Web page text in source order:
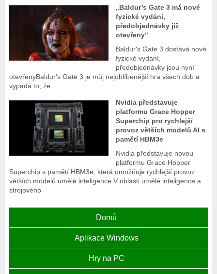
„Baldur’s Gate 3 má nové
fyzické vydání,
předobjednávky již
otevřeny“
Baldur's Gate 3 dostává nové
fyzické vydání,
předobjednávky jsou nyní
otevřenyBaldur's Gate 3 je můj nejoblíbenější hra všech dob a
vypadá to, že
Nvidia představuje
platformu Grace Hopper
Superchip pro rychlejší
provoz větších modelů AI s
pamětí HBM3e
Nvidia představuje novou
platformu Grace Hopper
Superchip s pamětí HBM3e, která umožňuje rychlejší provoz
větších modelů umělé inteligence.V oblasti umělé inteligence a
strojového
Domů
Aplikace Windows
Hry na PC